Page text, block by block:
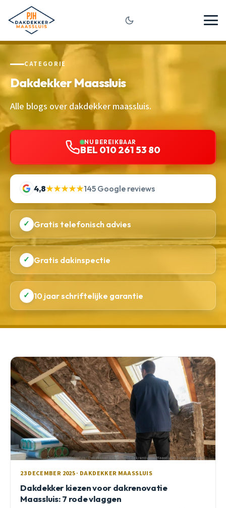
CATEGORIE
Dakdekker Maassluis
Alle blogs over dakdekker maassluis.
NU BEREIKBAAR
BEL 010 261 53 80
4,8★★★★★145 Google reviews
✓ Gratis telefonisch advies
✓ Gratis dakinspectie
✓ 10 jaar schriftelijke garantie
23 DECEMBER 2025 · DAKDEKKER MAASSLUIS
Dakdekker kiezen voor dakrenovatie
Maassluis: 7 rode vlaggen